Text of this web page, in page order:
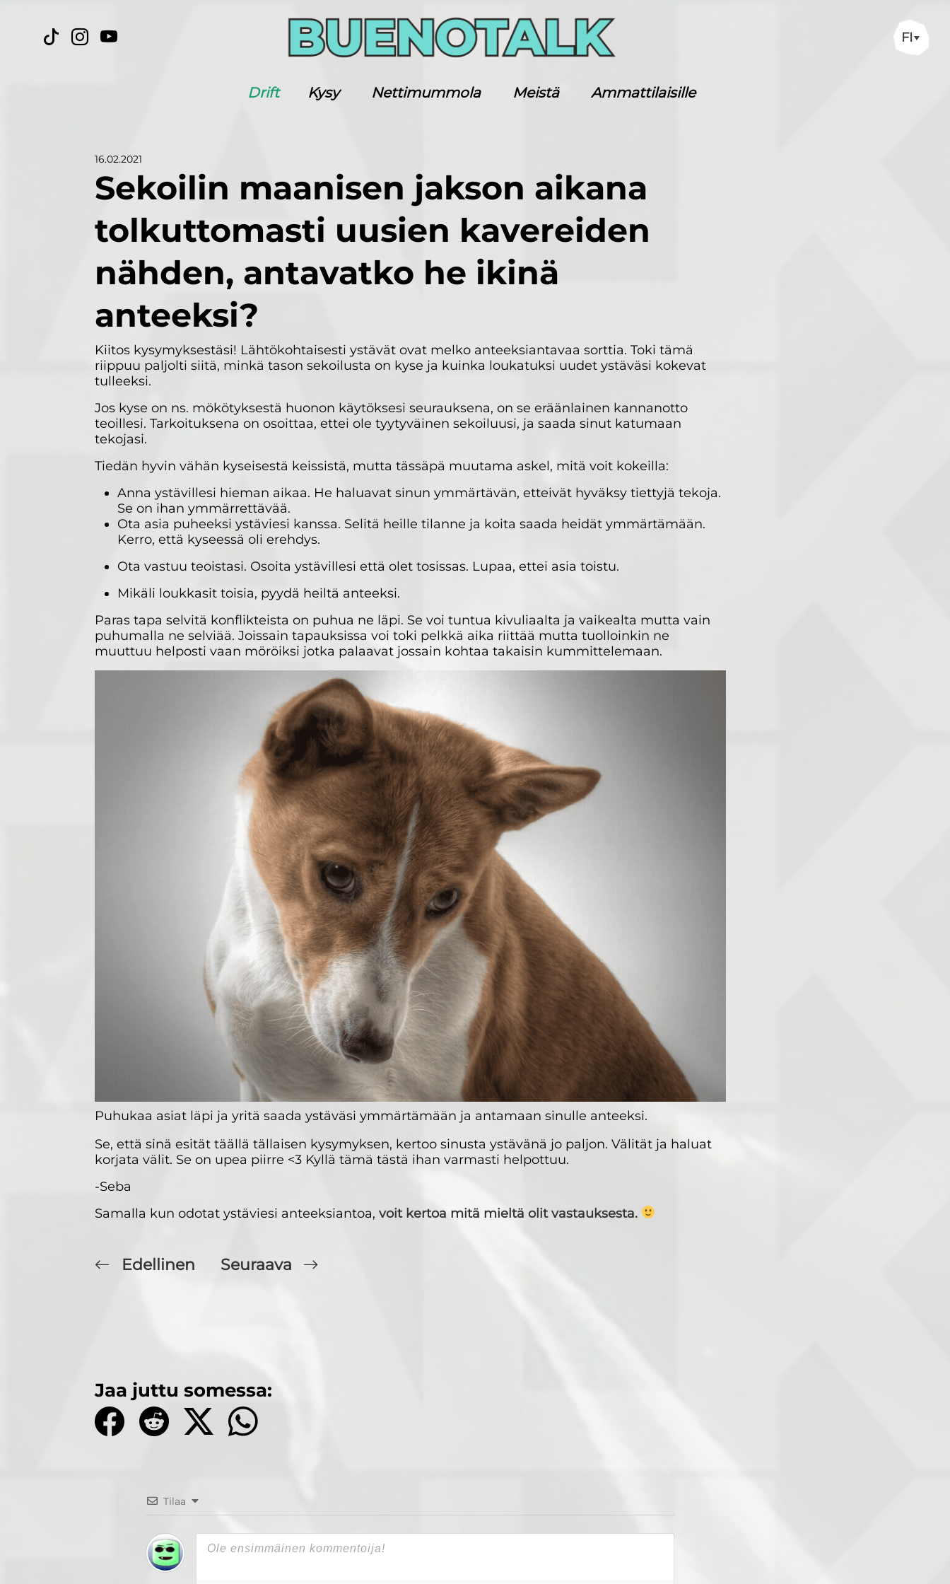
FI
Drift Kysy Nettimummola Meistä Ammattilaisille
16.02.2021
Sekoilin maanisen jakson aikana
tolkuttomasti uusien kavereiden
nähden, antavatko he ikinä
anteeksi?
Kiitos kysymyksestäsi! Lähtökohtaisesti ystävät ovat melko anteeksiantavaa sorttia. Toki tämä
riippuu paljolti siitä, minkä tason sekoilusta on kyse ja kuinka loukatuksi uudet ystäväsi kokevat
tulleeksi.
Jos kyse on ns. mökötyksestä huonon käytöksesi seurauksena, on se eräänlainen kannanotto
teoillesi. Tarkoituksena on osoittaa, ettei ole tyytyväinen sekoiluusi, ja saada sinut katumaan
tekojasi.
Tiedän hyvin vähän kyseisestä keissistä, mutta tässäpä muutama askel, mitä voit kokeilla:
Anna ystävillesi hieman aikaa. He haluavat sinun ymmärtävän, etteivät hyväksy tiettyjä tekoja.
Se on ihan ymmärrettävää.
Ota asia puheeksi ystäviesi kanssa. Selitä heille tilanne ja koita saada heidät ymmärtämään.
Kerro, että kyseessä oli erehdys.
Ota vastuu teoistasi. Osoita ystävillesi että olet tosissas. Lupaa, ettei asia toistu.
Mikäli loukkasit toisia, pyydä heiltä anteeksi.
Paras tapa selvitä konflikteista on puhua ne läpi. Se voi tuntua kivuliaalta ja vaikealta mutta vain
puhumalla ne selviää. Joissain tapauksissa voi toki pelkkä aika riittää mutta tuolloinkin ne
muuttuu helposti vaan möröiksi jotka palaavat jossain kohtaa takaisin kummittelemaan.
Puhukaa asiat läpi ja yritä saada ystäväsi ymmärtämään ja antamaan sinulle anteeksi.
Se, että sinä esität täällä tällaisen kysymyksen, kertoo sinusta ystävänä jo paljon. Välität ja haluat
korjata välit. Se on upea piirre <3 Kyllä tämä tästä ihan varmasti helpottuu.
-Seba
Samalla kun odotat ystäviesi anteeksiantoa, voit kertoa mitä mieltä olit vastauksesta.
Edellinen Seuraava
Jaa juttu somessa:
Tilaa